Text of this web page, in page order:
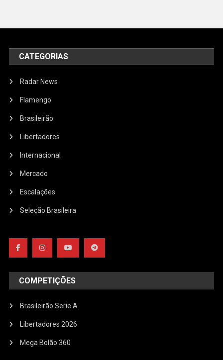
CATEGORIAS
Radar News
Flamengo
Brasileirão
Libertadores
Internacional
Mercado
Escalações
Seleção Brasileira
COMPETIÇÕES
Brasileirão Serie A
Libertadores 2026
Mega Bolão 360